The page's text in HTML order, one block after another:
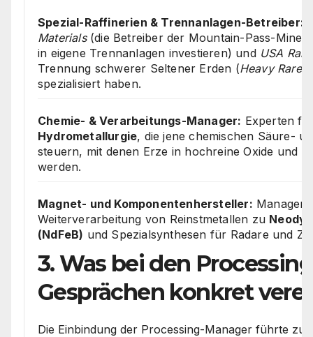
Spezial-Raffinerien & Trennanlagen-Betreiber:
Materials(die Betreiber der Mountain-Pass-Mine
in eigene Trennanlagen investieren) und USA
Trennung schwerer Seltener Erden (Heavy Rare
spezialisiert haben.
Chemie- & Verarbeitungs-Manager: Experten
Hydrometallurgie, die jene chemischen Säure-
steuern, mit denen Erze in hochreine Oxide und
werden.
Magnet- und Komponentenhersteller: Manager
Weiterverarbeitung von Reinstmetallen zu
(NdFeB) und Spezialsynthesen für Radare und
3. Was bei den
Gesprächen konkret
Die Einbindung der Processing-Manager führte zu